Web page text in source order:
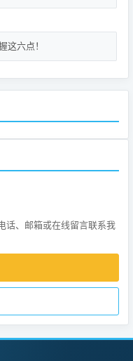
六点！
话、邮箱或在线留言联系我